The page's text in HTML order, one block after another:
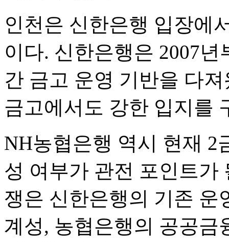
인천은 신한은행 입장에
이다. 신한은행은 2007
간 금고 운영 기반을 다
금고에서도 강한 입지를
NH농협은행 역시 현재 2
성 여부가 관전 포인트가
쟁은 신한은행의 기존 운
계성, 농협은행의 공공금